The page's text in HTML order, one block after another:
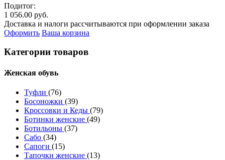
Подитог:
1 056.00 руб.
Доставка и налоги рассчитываются при оформлении заказа
Оформить Ваша корзина
Категории товаров
Женcкая обувь
Туфли (76)
Босоножки (39)
Кроссовки и Кеды (79)
Ботинки женские (49)
Ботильоны (37)
Сабо (34)
Сапоги (15)
Тапочки женские (13)